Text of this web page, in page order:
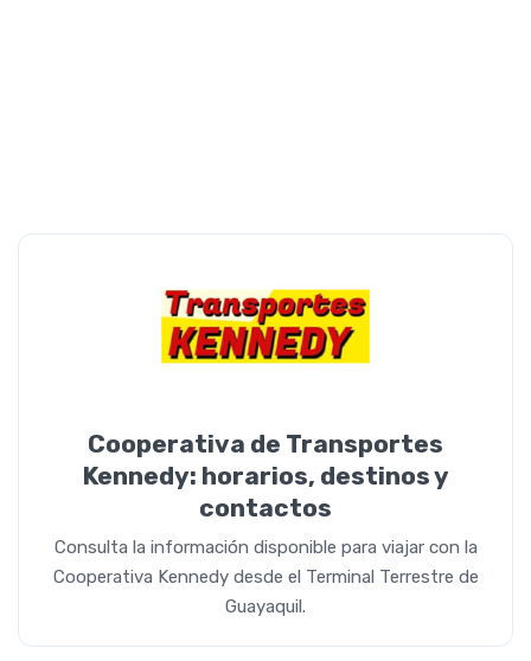
Cooperativa de Transportes
Kennedy: horarios, destinos y
contactos
Consulta la información disponible para viajar con la
Cooperativa Kennedy desde el Terminal Terrestre de
Guayaquil.